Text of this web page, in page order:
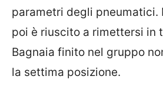
parametri degli pneumatici.
poi è riuscito a rimettersi in
Bagnaia finito nel gruppo
la settima posizione.